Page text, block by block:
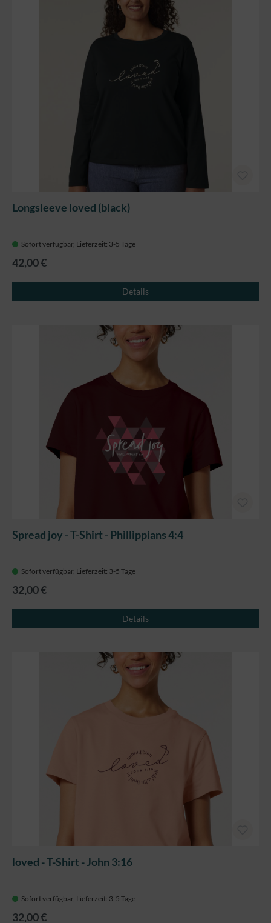
Longsleeve loved (black)
Sofort verfügbar, Lieferzeit: 3-5 Tage
42,00 €
Details
Spread joy - T-Shirt - Phillippians 4:4
Sofort verfügbar, Lieferzeit: 3-5 Tage
32,00 €
Details
loved - T-Shirt - John 3:16
Sofort verfügbar, Lieferzeit: 3-5 Tage
32,00 €